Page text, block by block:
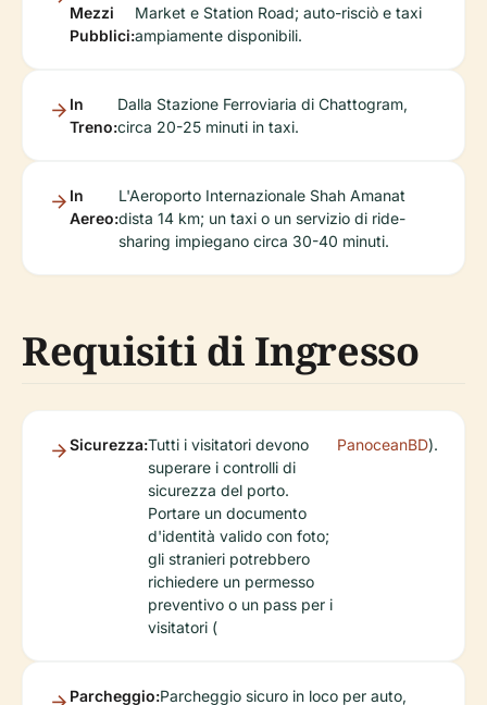
Mezzi
Pubblici:
Market e Station Road; auto-risciò e taxi
ampiamente disponibili.
In
Treno:
Dalla Stazione Ferroviaria di Chattogram,
circa 20-25 minuti in taxi.
In
Aereo:
L'Aeroporto Internazionale Shah Amanat
dista 14 km; un taxi o un servizio di ride-
sharing impiegano circa 30-40 minuti.
Requisiti di Ingresso
Sicurezza:Tutti i visitatori devono
superare i controlli di
sicurezza del porto.
Portare un documento
d'identità valido con foto;
gli stranieri potrebbero
richiedere un permesso
preventivo o un pass per i
visitatori (
PanoceanBD).
Parcheggio:Parcheggio sicuro in loco per auto,